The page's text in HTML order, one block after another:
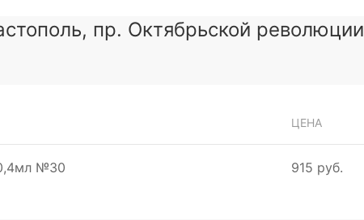
пр. Октябрьской революции
ЦЕНА
№30 915 руб.